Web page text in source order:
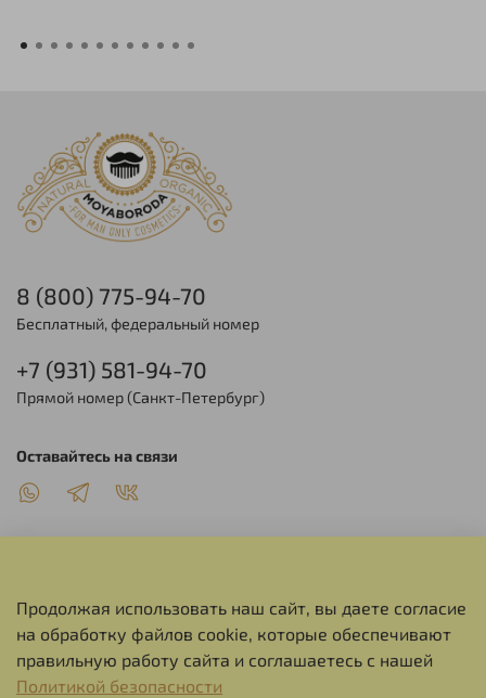
О НАС
СЕРВИС
8 (800) 775-94-70
Бесплатный, федеральный номер
+7 (931) 581-94-70
Прямой номер (Санкт-Петербург)
Оставайтесь на связи
Продолжая использовать наш сайт, вы даете согласие
на обработку файлов cookie, которые обеспечивают
правильную работу сайта и соглашаетесь с нашей
Политикой безопасности